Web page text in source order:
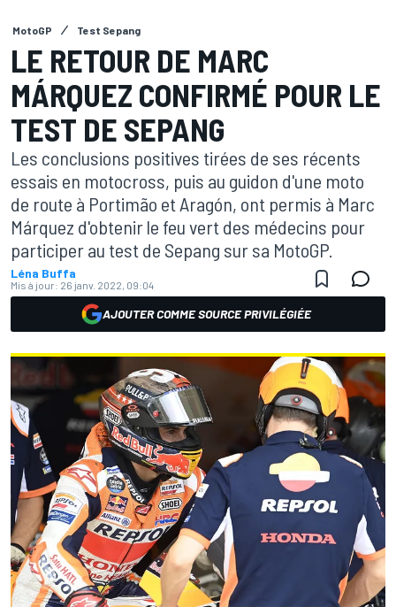
MotoGP Test Sepang
LE RETOUR DE MARC
MÁRQUEZ CONFIRMÉ POUR LE
TEST DE SEPANG
Les conclusions positives tirées de ses récents
essais en motocross, puis au guidon d'une moto
de route à Portimão et Aragón, ont permis à Marc
Márquez d'obtenir le feu vert des médecins pour
participer au test de Sepang sur sa MotoGP.
Léna Buffa
Mis à jour: 26 janv. 2022, 09:04
AJOUTER COMME SOURCE PRIVILÉGIÉE